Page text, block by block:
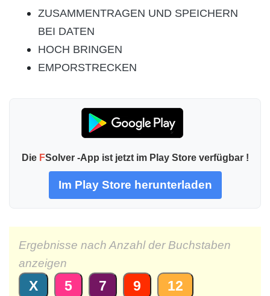
ZUSAMMENTRAGEN UND SPEICHERN
BEI DATEN
HOCH BRINGEN
EMPORSTRECKEN
Die FSolver -App ist jetzt im Play Store verfügbar !
Im Play Store herunterladen
Ergebnisse nach Anzahl der Buchstaben
anzeigen
X 5 7 9 12